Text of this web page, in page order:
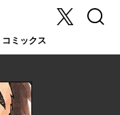
コミックス
X 検索